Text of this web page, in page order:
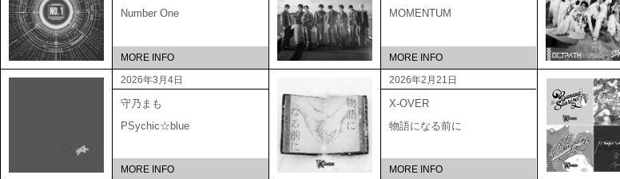
Number One
MORE INFO
MOMENTUM
MORE INFO
2026年3月4日
守乃まも
PSychic☆blue
MORE INFO
2026年2月21日
X-OVER
物語になる前に
MORE INFO